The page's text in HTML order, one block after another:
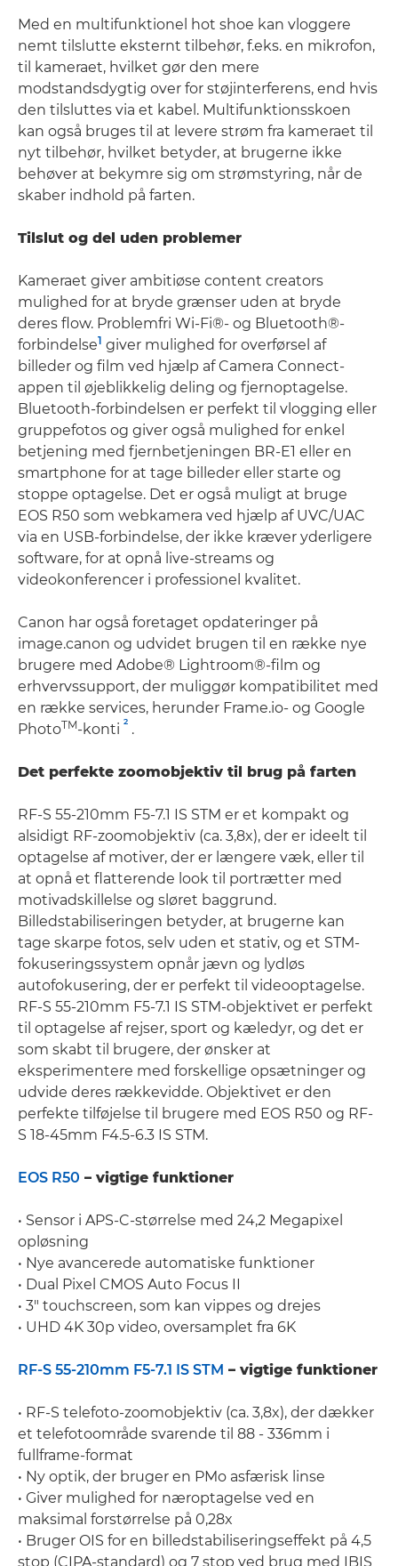
Med en multifunktionel hot shoe kan vloggere
nemt tilslutte eksternt tilbehør, f.eks. en mikrofon,
til kameraet, hvilket gør den mere
modstandsdygtig over for støjinterferens, end hvis
den tilsluttes via et kabel. Multifunktionsskoen
kan også bruges til at levere strøm fra kameraet til
nyt tilbehør, hvilket betyder, at brugerne ikke
behøver at bekymre sig om strømstyring, når de
skaber indhold på farten.
Tilslut og del uden problemer
Kameraet giver ambitiøse content creators
mulighed for at bryde grænser uden at bryde
deres flow. Problemfri Wi-Fi®- og Bluetooth®-
forbindelse1 giver mulighed for overførsel af
billeder og film ved hjælp af Camera Connect-
appen til øjeblikkelig deling og fjernoptagelse.
Bluetooth-forbindelsen er perfekt til vlogging eller
gruppefotos og giver også mulighed for enkel
betjening med fjernbetjeningen BR-E1 eller en
smartphone for at tage billeder eller starte og
stoppe optagelse. Det er også muligt at bruge
EOS R50 som webkamera ved hjælp af UVC/UAC
via en USB-forbindelse, der ikke kræver yderligere
software, for at opnå live-streams og
videokonferencer i professionel kvalitet.
Canon har også foretaget opdateringer på
image.canon og udvidet brugen til en række nye
brugere med Adobe® Lightroom®-film og
erhvervssupport, der muliggør kompatibilitet med
en række services, herunder Frame.io- og Google
PhotoTM-konti 2 .
Det perfekte zoomobjektiv til brug på farten
RF-S 55-210mm F5-7.1 IS STM er et kompakt og
alsidigt RF-zoomobjektiv (ca. 3,8x), der er ideelt til
optagelse af motiver, der er længere væk, eller til
at opnå et flatterende look til portrætter med
motivadskillelse og sløret baggrund.
Billedstabiliseringen betyder, at brugerne kan
tage skarpe fotos, selv uden et stativ, og et STM-
fokuseringssystem opnår jævn og lydløs
autofokusering, der er perfekt til videooptagelse.
RF-S 55-210mm F5-7.1 IS STM-objektivet er perfekt
til optagelse af rejser, sport og kæledyr, og det er
som skabt til brugere, der ønsker at
eksperimentere med forskellige opsætninger og
udvide deres rækkevidde. Objektivet er den
perfekte tilføjelse til brugere med EOS R50 og RF-
S 18-45mm F4.5-6.3 IS STM.
EOS R50 – vigtige funktioner
• Sensor i APS-C-størrelse med 24,2 Megapixel
opløsning
• Nye avancerede automatiske funktioner
• Dual Pixel CMOS Auto Focus II
• 3" touchscreen, som kan vippes og drejes
• UHD 4K 30p video, oversamplet fra 6K
RF-S 55-210mm F5-7.1 IS STM – vigtige funktioner
• RF-S telefoto-zoomobjektiv (ca. 3,8x), der dækker
et telefotoområde svarende til 88 - 336mm i
fullframe-format
• Ny optik, der bruger en PMo asfærisk linse
• Giver mulighed for næroptagelse ved en
maksimal forstørrelse på 0,28x
• Bruger OIS for en billedstabiliseringseffekt på 4,5
stop (CIPA-standard) og 7 stop ved brug med IBIS